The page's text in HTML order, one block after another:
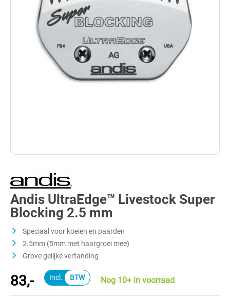
Andis UltraEdge™ Livestock Super
Blocking 2.5 mm
Speciaal voor koeien en paarden
2.5mm (5mm met haargroei mee)
Grove gelijke vertanding
83,- Nog 10+ in voorraad